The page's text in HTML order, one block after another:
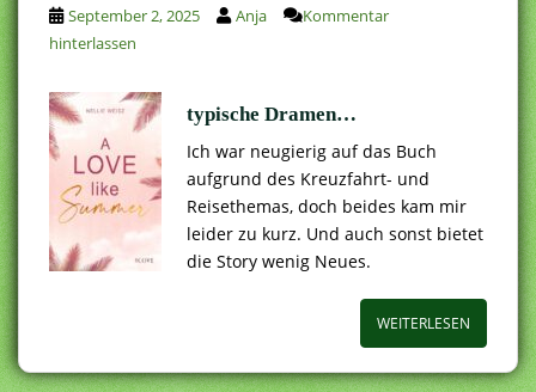
t
September 2, 2025 Anja
Kommentar
hinterlassen
typische Dramen…
Ich war neugierig auf das Buch
aufgrund des Kreuzfahrt- und
Reisethemas, doch beides kam mir
leider zu kurz. Und auch sonst bietet
die Story wenig Neues.
WEITERLESEN